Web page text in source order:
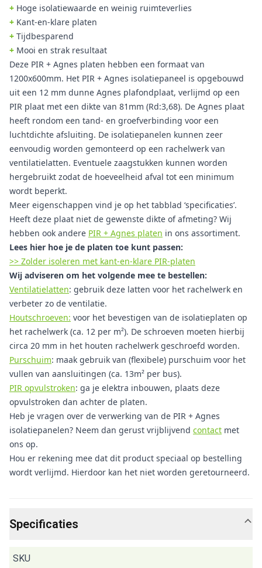
+ Hoge isolatiewaarde en weinig ruimteverlies
+ Kant-en-klare platen
+ Tijdbesparend
+ Mooi en strak resultaat
Deze PIR + Agnes platen hebben een formaat van
1200x600mm. Het PIR + Agnes isolatiepaneel is opgebouwd
uit een 12 mm dunne Agnes plafondplaat, verlijmd op een
PIR plaat met een dikte van 81mm (Rd:3,68). De Agnes plaat
heeft rondom een tand- en groefverbinding voor een
luchtdichte afsluiting. De isolatiepanelen kunnen zeer
eenvoudig worden gemonteerd op een rachelwerk van
ventilatielatten. Eventuele zaagstukken kunnen worden
hergebruikt zodat de hoeveelheid afval tot een minimum
wordt beperkt.
Meer eigenschappen vind je op het tabblad ‘specificaties’.
Heeft deze plaat niet de gewenste dikte of afmeting? Wij
hebben ook andere PIR + Agnes platen in ons assortiment.
Lees hier hoe je de platen toe kunt passen:
>> Zolder isoleren met kant-en-klare PIR-platen
Wij adviseren om het volgende mee te bestellen:
Ventilatielatten: gebruik deze latten voor het rachelwerk en
verbeter zo de ventilatie.
Houtschroeven: voor het bevestigen van de isolatieplaten op
het rachelwerk (ca. 12 per m²). De schroeven moeten hierbij
circa 20 mm in het houten rachelwerk geschroefd worden.
Purschuim: maak gebruik van (flexibele) purschuim voor het
vullen van aansluitingen (ca. 13m² per bus).
PIR opvulstroken: ga je elektra inbouwen, plaats deze
opvulstroken dan achter de platen.
Heb je vragen over de verwerking van de PIR + Agnes
isolatiepanelen? Neem dan gerust vrijblijvend contact met
ons op.
Hou er rekening mee dat dit product speciaal op bestelling
wordt verlijmd. Hierdoor kan het niet worden geretourneerd.
Specificaties
SKU